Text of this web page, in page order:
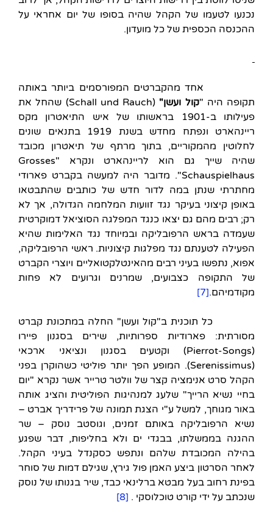
נכנעו לטעמו של הקהל שהיה בסופו של יום אחראי על
ההכנסה הכספית של כל מועדון.
אחד מהקברטים המפורסמים ביותר באותה
תקופה היה "קול ועשן"
(Schall und Rauch) שהחל את
פעילותו ב-1901 בראשותו של איש התיאטרון מקס
ריינהארט ונפתח מחדש בשנת 1919 בתנאים שונים
לחלוטין מהמקוריים, בתוך מרתף של תיאטרון מכובד
שהיה שייך גם הוא לריינהארט ונקרא "Grosses
"Schauspielhaus. מדובר היה למעשה בקברט פארודי
מחתרתי שנתן במה לדור חדש של כותבים שהתבטאו
באופן קיצוני בעיקר נגד זוועות המלחמה הגדולה, אך לא
רק; רבים מהם גם יצאו כנגד המפלגה הסוציאל דמוקרטית
שעמדה בראש הרפובליקה ובמיוחד נגד האלימות שהיא
הפעילה לטענתם נגד מפלגות קיצוניות. ראשי הרפובליקה,
אפוא, נתפשו בעיני רבים מהאינטלקטואליים ויוצרי הקברט
של התקופה כצבועים, שמרנים וגרועים לא פחות
מקודמיהם.[7]
כל תוכנית ב"קול ועשן" החלה במתכונת קברט
מסורתית: פארודיות ספרותיות, שירים בסגנון פיירו
(Pierrot-Songs) וקטעים בסגנון ונציאני ארכאי
(Serenissimus). המופע הפך יותר פוליטי כשהוקרן בפני
הקהל סרט אנימציה קצר של וולטר טרייר אשר נקרא "יום
בחיי נשיא הרייך" שלעג למנהיגות הפוליטית והציג אותה
באור מגוחך, למשל ע"י הצגת תמונה של פרידריך אברט –
נשיא הרפובליקה באותם זמנים, וגוסטב נוסק – שר
ההגנה בממשלתו, בבגדי ים ולא בחליפות, דבר שפגע
בהילה המכובדת שלהם ונתפש כסקנדל בעיני הקהל.
לאחר הסרטון ביצע האמן פול גירץ, שגילם דמות של סוחר
בפינת רחוב בעל מבטא ברלינאי כבד, שיר בגנותו של נוסק
שנכתב על ידי קורט טוכלוסקי . [8]